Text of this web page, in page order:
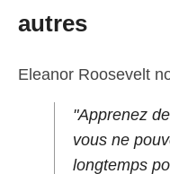
autres
Eleanor Roosevelt
"Apprenez
vous ne
longtemps